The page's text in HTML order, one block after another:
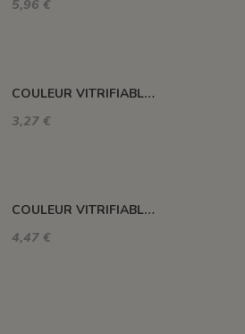
5,96 €
COULEUR VITRIFIABLE DÉCOR SANS PLOMB CHOCOLAT VA109
3,27 €
COULEUR VITRIFIABLE DÉCOR SANS PLOMB BLANC VA103
4,47 €